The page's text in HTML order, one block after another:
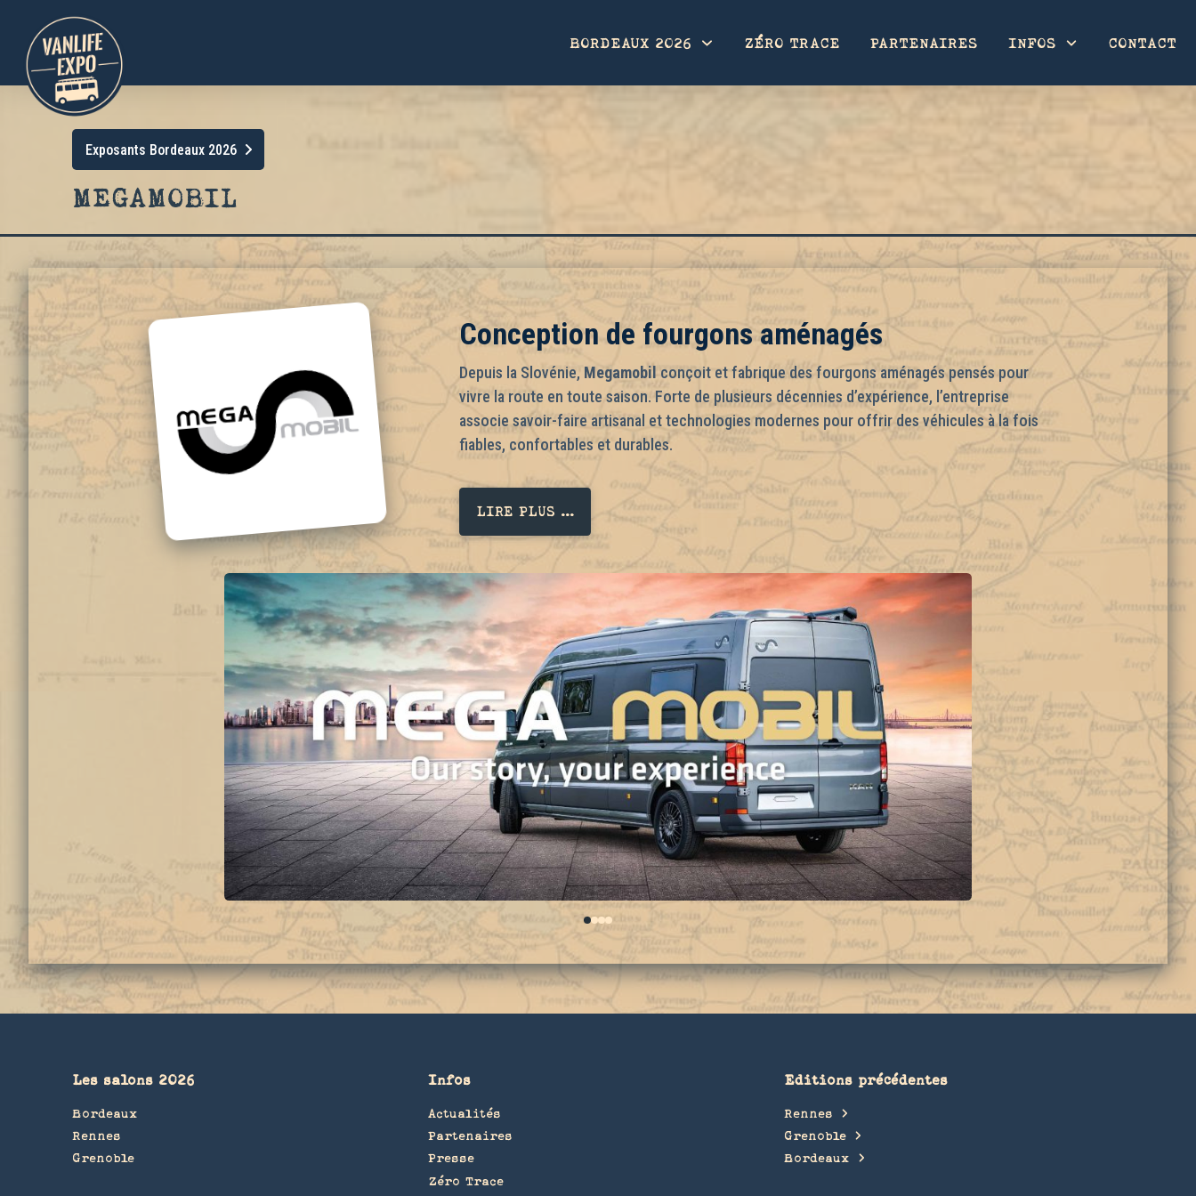
BORDEAUX 2026 ZÉRO TRACE PARTENAIRES INFOS CONTACT
Exposants Bordeaux 2026
MEGAMOBIL
Conception de fourgons aménagés
Depuis la Slovénie, Megamobil conçoit et fabrique des fourgons aménagés pensés pour
vivre la route en toute saison. Forte de plusieurs décennies d’expérience, l’entreprise
associe savoir-faire artisanal et technologies modernes pour offrir des véhicules à la fois
fiables, confortables et durables.
LIRE PLUS ...
0123
Les salons 2026
Bordeaux
Rennes
Grenoble
Infos
Actualités
Partenaires
Presse
Zéro Trace
Editions précédentes
Rennes
Grenoble
Bordeaux